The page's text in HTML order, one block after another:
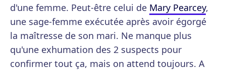
d'une femme. Peut-être celui de Mary Pearcey,
une sage-femme exécutée après avoir égorgé
la maîtresse de son mari. Ne manque plus
qu'une exhumation des 2 suspects pour
confirmer tout ça, mais on attend toujours. A